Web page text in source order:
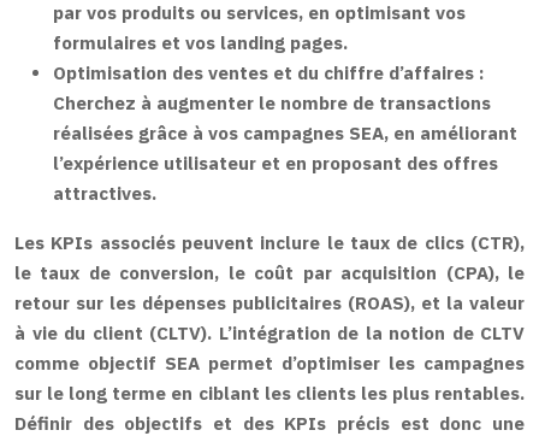
par vos produits ou services, en optimisant vos
formulaires et vos landing pages.
Optimisation des ventes et du chiffre d’affaires :
Cherchez à augmenter le nombre de transactions
réalisées grâce à vos campagnes SEA, en améliorant
l’expérience utilisateur et en proposant des offres
attractives.
Les KPIs associés peuvent inclure le taux de clics (CTR),
le taux de conversion, le coût par acquisition (CPA), le
retour sur les dépenses publicitaires (ROAS), et la valeur
à vie du client (CLTV). L’intégration de la notion de CLTV
comme objectif SEA permet d’optimiser les campagnes
sur le long terme en ciblant les clients les plus rentables.
Définir des objectifs et des KPIs précis est donc une